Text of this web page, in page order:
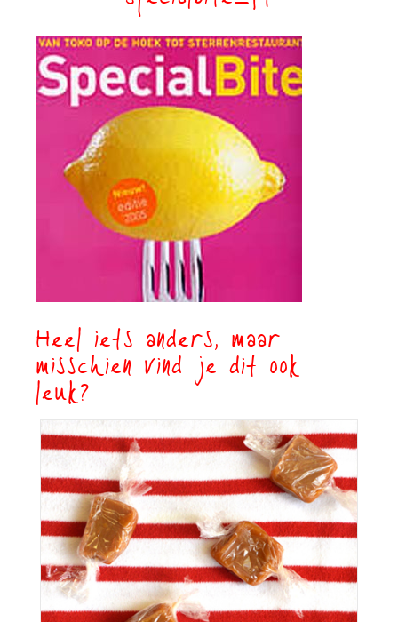
Heel iets anders, maar
misschien vind je dit ook
leuk?